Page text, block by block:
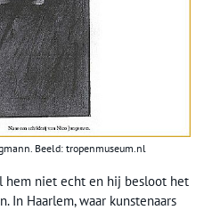
Beeld: tropenmuseum.nl
hem niet echt en hij besloot het
In Haarlem, waar kunstenaars